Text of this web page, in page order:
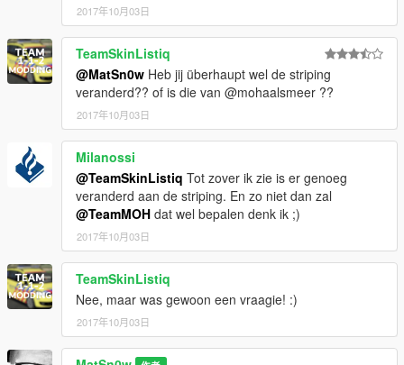
2017年10月03日
TeamSkinListiq
@MatSn0w Heb jij überhaupt wel de striping
veranderd?? of is die van @mohaalsmeer ??
2017年10月03日
Milanossi
@TeamSkinListiq Tot zover ik zie is er genoeg
veranderd aan de striping. En zo niet dan zal
@TeamMOH dat wel bepalen denk ik ;)
2017年10月03日
TeamSkinListiq
Nee, maar was gewoon een vraagie! :)
2017年10月03日